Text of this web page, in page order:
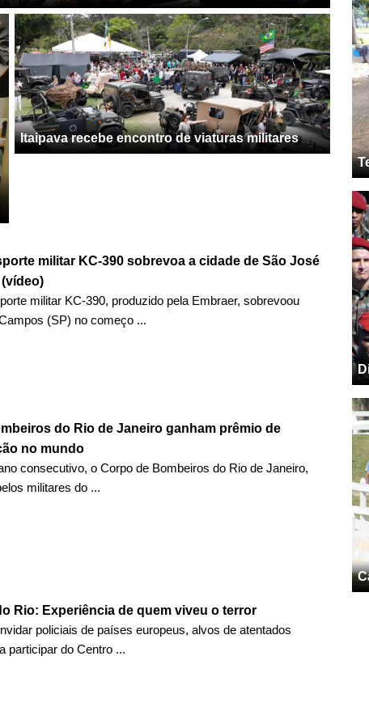
Itaipava recebe encontro de viaturas militares
militar KC-390 sobrevoa a cidade de São José
militar KC-390, produzido pela Embraer, sobrevoou
(SP) no começo ...
do Rio de Janeiro ganham prêmio de
no mundo
consecutivo, o Corpo de Bombeiros do Rio de Janeiro,
militares do ...
Rio: Experiência de quem viveu o terror
policiais de países europeus, alvos de atentados
participar do Centro ...